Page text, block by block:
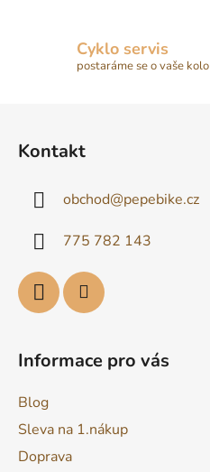
Cyklo servis
postaráme se o vaše kolo
Kontakt
obchod@pepebike.cz
775 782 143
Informace pro vás
Blog
Sleva na 1.nákup
Doprava